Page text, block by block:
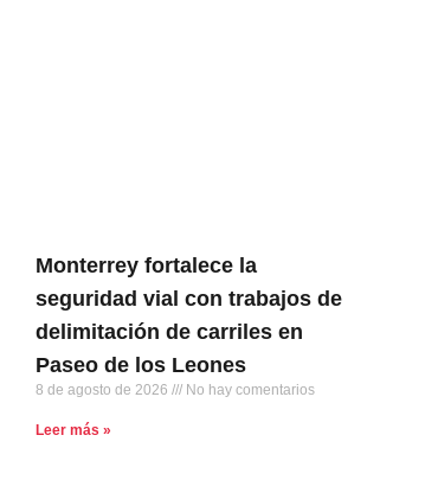
Monterrey fortalece la
seguridad vial con trabajos de
delimitación de carriles en
Paseo de los Leones
8 de agosto de 2026 No hay comentarios
Leer más »